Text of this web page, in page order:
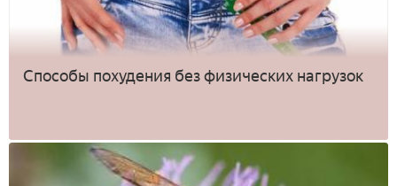
Способы похудения без физических нагрузок